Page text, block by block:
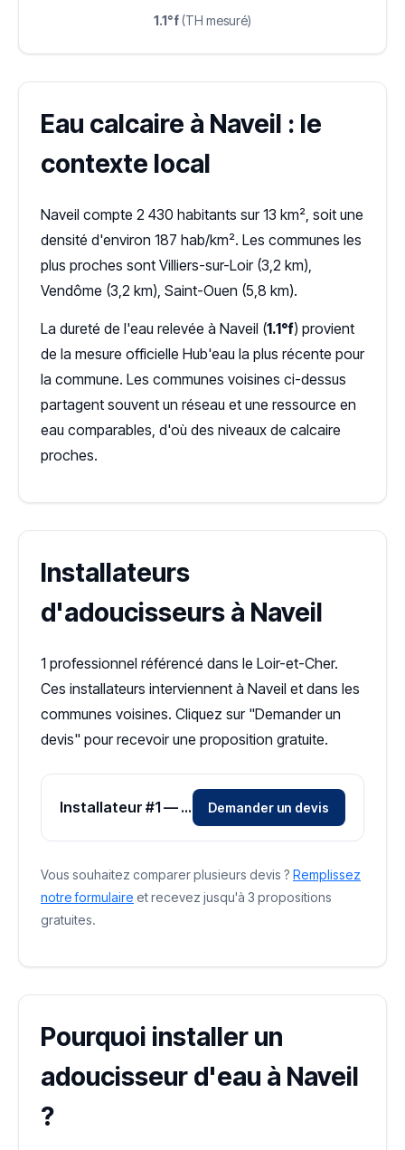
1.1°f (TH mesuré)
Eau calcaire à Naveil : le
contexte local
Naveil compte 2 430 habitants sur 13 km², soit une
densité d'environ 187 hab/km². Les communes les
plus proches sont Villiers-sur-Loir (3,2 km),
Vendôme (3,2 km), Saint-Ouen (5,8 km).
La dureté de l'eau relevée à Naveil (1.1°f) provient
de la mesure officielle Hub'eau la plus récente pour
la commune. Les communes voisines ci-dessus
partagent souvent un réseau et une ressource en
eau comparables, d'où des niveaux de calcaire
proches.
Installateurs
d'adoucisseurs à Naveil
1 professionnel référencé dans le Loir-et-Cher.
Ces installateurs interviennent à Naveil et dans les
communes voisines. Cliquez sur "Demander un
devis" pour recevoir une proposition gratuite.
Installateur #1 — Zone Loir-et-Cher Demander un devis
Vous souhaitez comparer plusieurs devis ? Remplissez
notre formulaire et recevez jusqu'à 3 propositions
gratuites.
Pourquoi installer un
adoucisseur d'eau à Naveil
?